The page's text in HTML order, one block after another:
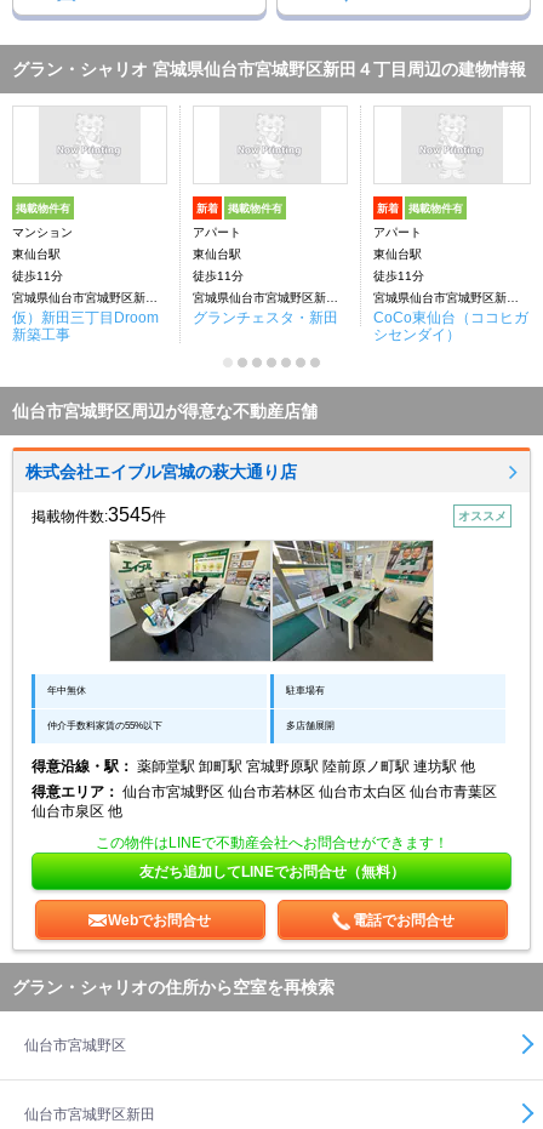
グラン・シャリオ 宮城県仙台市宮城野区新田４丁目周辺の建物情報
掲載物件有
マンション
東仙台駅
徒歩11分
仮）新田三丁目Droom
新築工事
新着 掲載物件有
アパート
東仙台駅
徒歩11分
グランチェスタ・新田
新着 掲載物件有
アパート
東仙台駅
徒歩11分
CoCo東仙台（ココヒガ
シセンダイ）
仙台市宮城野区周辺が得意な不動産店舗
株式会社エイブル宮城の萩大通り店
掲載物件数:3545件 オススメ
年中無休 駐車場有
仲介手数料家賃の55%以下 多店舗展開
得意沿線・駅： 薬師堂駅 卸町駅 宮城野原駅 陸前原ノ町駅 連坊駅 他
得意エリア： 仙台市宮城野区 仙台市若林区 仙台市太白区 仙台市青葉区
仙台市泉区 他
この物件はLINEで不動産会社へお問合せができます！
友だち追加してLINEでお問合せ（無料）
Webでお問合せ 電話でお問合せ
グラン・シャリオの住所から空室を再検索
仙台市宮城野区
仙台市宮城野区新田